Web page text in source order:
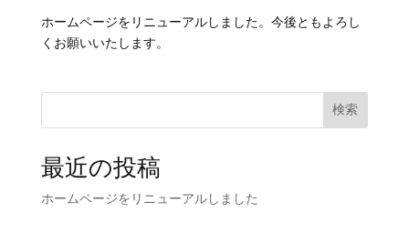
ホームページをリニューアルしました。今後ともよろし
くお願いいたします。
検索
最近の投稿
ホームページをリニューアルしました